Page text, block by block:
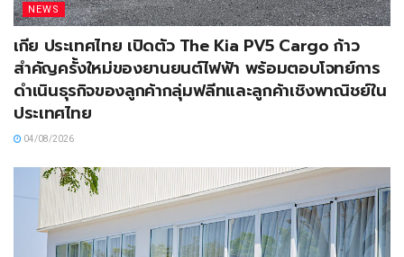
NEWS
เกีย ประเทศไทย เปิดตัว The Kia PV5 Cargo ก้าว
สำคัญครั้งใหม่ของยานยนต์ไฟฟ้า พร้อมตอบโจทย์การ
ดำเนินธุรกิจของลูกค้ากลุ่มฟลีทและลูกค้าเชิงพาณิชย์ใน
ประเทศไทย
04/08/2026